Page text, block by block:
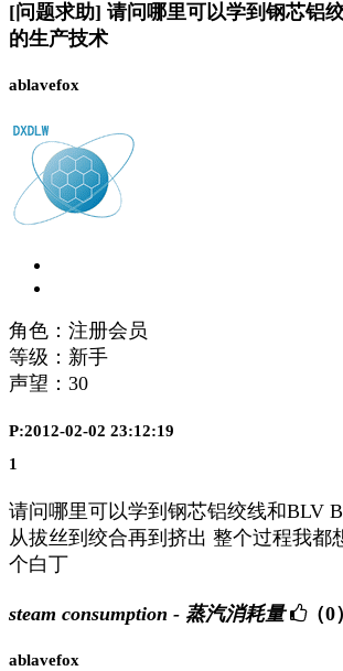
[问题求助] 请问哪里可以学到钢芯铝
的生产技术
ablavefox
角色：注册会员
等级：新手
声望： 30
P:2012-02-02 23:12:19
1
请问哪里可以学到钢芯铝绞线和BLV
从拔丝到绞合再到挤出 整个过程我都
个白丁
steam consumption - 蒸汽消耗量 （0）
ablavefox